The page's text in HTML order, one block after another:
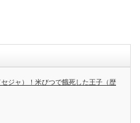
ジャ）！米びつで餓死した王子（歴